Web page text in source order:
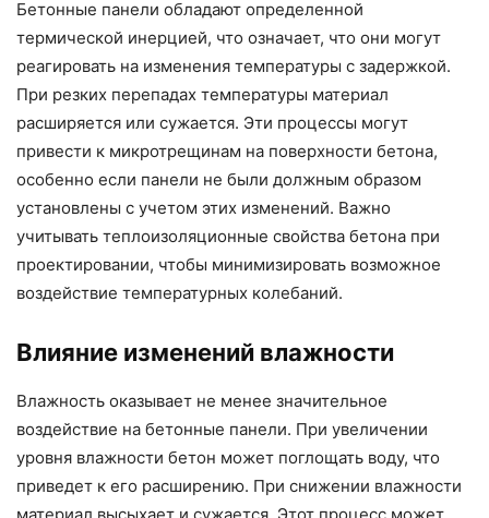
Бетонные панели обладают определенной
термической инерцией, что означает, что они могут
реагировать на изменения температуры с задержкой.
При резких перепадах температуры материал
расширяется или сужается. Эти процессы могут
привести к микротрещинам на поверхности бетона,
особенно если панели не были должным образом
установлены с учетом этих изменений. Важно
учитывать теплоизоляционные свойства бетона при
проектировании, чтобы минимизировать возможное
воздействие температурных колебаний.
Влияние изменений влажности
Влажность оказывает не менее значительное
воздействие на бетонные панели. При увеличении
уровня влажности бетон может поглощать воду, что
приведет к его расширению. При снижении влажности